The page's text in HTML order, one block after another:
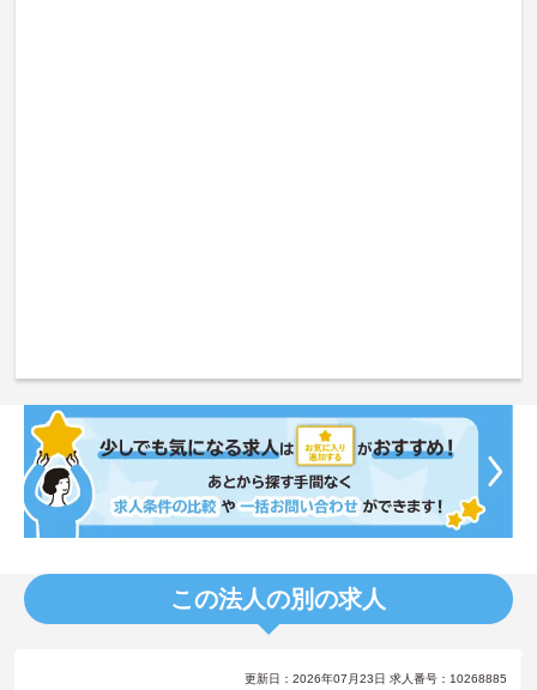
この法人の別の求人
更新日：2026年07月23日 求人番号：10268885